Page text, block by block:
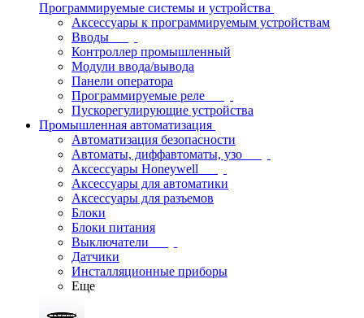
Программируемые системы и устройства
Аксессуары к программируемым устройствам
Вводы
Контроллер промышленный
Модули ввода/вывода
Панели оператора
Программируемые реле
Пускорегулирующие устройства
Промышленная автоматизация
Автоматизация безопасности
Автоматы, диффавтоматы, узо
Аксессуары Honeywell
Аксессуары для автоматики
Аксессуары для разъемов
Блоки
Блоки питания
Выключатели
Датчики
Инсталляционные приборы
Еще